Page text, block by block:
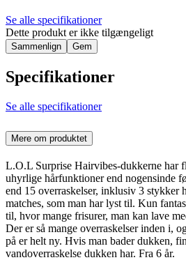
Se alle specifikationer
Dette produkt er ikke tilgængeligt
Sammenlign Gem
Specifikationer
Se alle specifikationer
Mere om produktet
L.O.L Surprise Hairvibes-dukkerne har
uhyrlige hårfunktioner end nogensinde
end 15 overraskelser, inklusiv 3 stykker
matches, som man har lyst til. Kun
til, hvor mange frisurer, man kan lave
Der er så mange overraskelser inden i,
på er helt ny. Hvis man bader dukken,
vandoverraskelse dukken har. Fra 6 år.